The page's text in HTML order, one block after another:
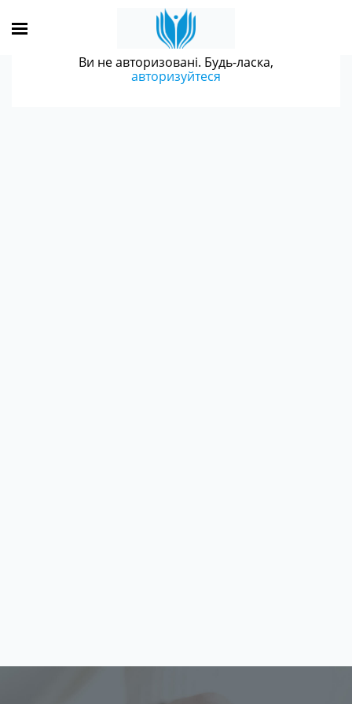
Ви не авторизовані. Будь-ласка,
авторизуйтеся